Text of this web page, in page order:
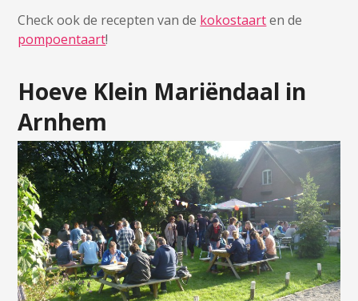
Check ook de recepten van de kokostaarten de
pompoentaart!
Hoeve Klein Mariëndaal in
Arnhem